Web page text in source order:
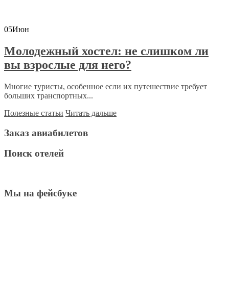
05Июн
Молодежный хостел: не слишком ли
вы взрослые для него?
Многие туристы, особенное если их путешествие требует
больших транспортных...
Полезные статьи Читать дальше
Заказ авиабилетов
Поиск отелей
Мы на фейсбуке